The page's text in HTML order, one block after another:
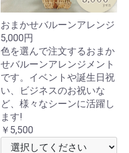
おまかせバルーンアレンジ
5,000円
色を選んで注文するおまか
せバルーンアレンジメント
です。イベントや誕生日祝
い、ビジネスのお祝いな
ど、様々なシーンに活躍し
ます!
￥5,500